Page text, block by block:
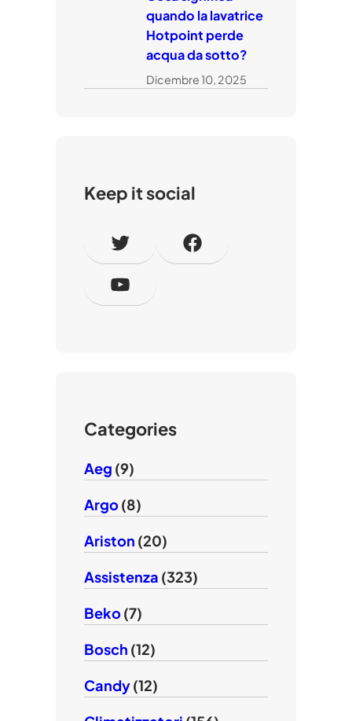
quando la lavatrice
Hotpoint perde
acqua da sotto?
Dicembre 10, 2025
Keep it social
T
w
i
F
Y
e
Categories
Aeg (9)
Argo(8)
Ariston (20)
Assistenza (323)
Beko(7)
Bosch (12)
Candy(12)